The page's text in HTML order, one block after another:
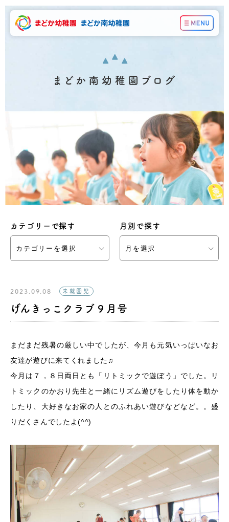
カテゴリーで探す
カテゴリーを選択
月別で探す
月を選択
2023.09.08 未就園児
げんきっこクラブ９月号
まだまだ残暑の厳しい中でしたが、今月も元気いっぱいなお
友達が遊びに来てくれました♫
今月は７，８日両日とも「リトミックで遊ぼう」でした。リ
トミックのかおり先生と一緒にリズム遊びをしたり体を動か
したり、大好きなお家の人とのふれあい遊びなどなど。。盛
りだくさんでしたよ(^^)